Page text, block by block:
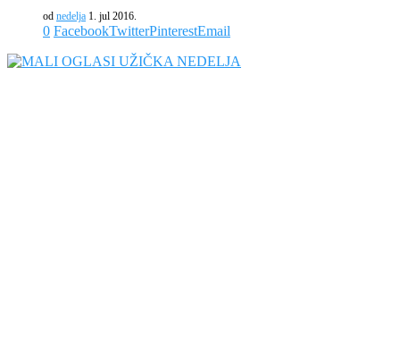
od nedelja 1. jul 2016.
0 FacebookTwitterPinterestEmail